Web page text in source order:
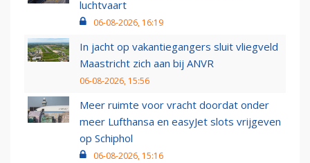
luchtvaart
06-08-2026, 16:19
In jacht op vakantiegangers sluit vliegveld
Maastricht zich aan bij ANVR
06-08-2026, 15:56
Meer ruimte voor vracht doordat onder
meer Lufthansa en easyJet slots vrijgeven
op Schiphol
06-08-2026, 15:16